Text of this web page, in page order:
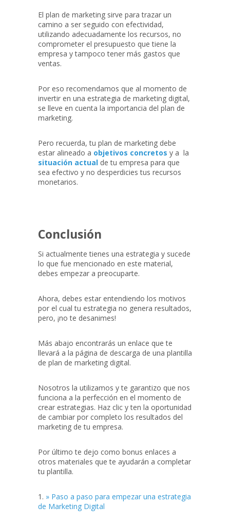
El plan de marketing sirve para trazar un
camino a ser seguido con efectividad,
utilizando adecuadamente los recursos, no
comprometer el presupuesto que tiene la
empresa y tampoco tener más gastos que
ventas.
Por eso recomendamos que al momento de
invertir en una estrategia de marketing digital,
se lleve en cuenta la importancia del plan de
marketing.
Pero recuerda, tu plan de marketing debe
estar alineado a objetivos concretos y a la
situación actual de tu empresa para que
sea efectivo y no desperdicies tus recursos
monetarios.‍
Conclusión
Si actualmente tienes una estrategia y sucede
lo que fue mencionado en este material,
debes empezar a preocuparte.
Ahora, debes estar entendiendo los motivos
por el cual tu estrategia no genera resultados,
pero, ¡no te desanimes!
Más abajo encontrarás un enlace que te
llevará a la página de descarga de una plantilla
de plan de marketing digital.
Nosotros la utilizamos y te garantizo que nos
funciona a la perfección en el momento de
crear estrategias. Haz clic y ten la oportunidad
de cambiar por completo los resultados del
marketing de tu empresa.
Por último te dejo como bonus enlaces a
otros materiales que te ayudarán a completar
tu plantilla.
1. » Paso a paso para empezar una estrategia
de Marketing Digital